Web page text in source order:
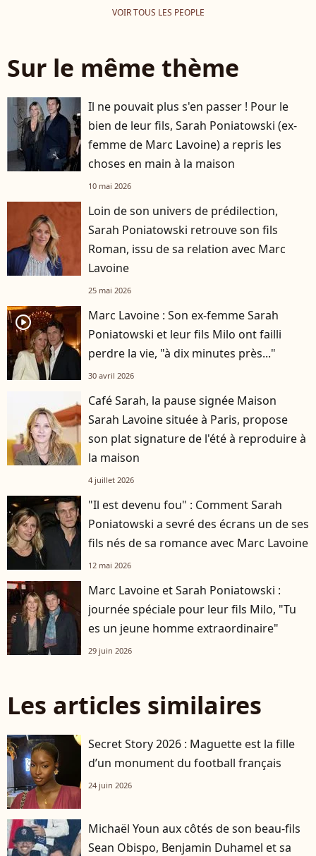
VOIR TOUS LES PEOPLE
Sur le même thème
Il ne pouvait plus s'en passer ! Pour le
bien de leur fils, Sarah Poniatowski (ex-
femme de Marc Lavoine) a repris les
choses en main à la maison
10 mai 2026
Loin de son univers de prédilection,
Sarah Poniatowski retrouve son fils
Roman, issu de sa relation avec Marc
Lavoine
25 mai 2026
player2
Marc Lavoine : Son ex-femme Sarah
Poniatowski et leur fils Milo ont failli
perdre la vie, "à dix minutes près..."
30 avril 2026
Café Sarah, la pause signée Maison
Sarah Lavoine située à Paris, propose
son plat signature de l'été à reproduire à
la maison
4 juillet 2026
"Il est devenu fou" : Comment Sarah
Poniatowski a sevré des écrans un de ses
fils nés de sa romance avec Marc Lavoine
12 mai 2026
Marc Lavoine et Sarah Poniatowski :
journée spéciale pour leur fils Milo, "Tu
es un jeune homme extraordinaire"
29 juin 2026
Les articles similaires
Secret Story 2026 : Maguette est la fille
d’un monument du football français
24 juin 2026
Michaël Youn aux côtés de son beau-fils
Sean Obispo, Benjamin Duhamel et sa